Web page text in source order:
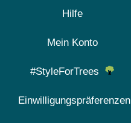
Hilfe
Mein Konto
#StyleForTrees
Einwilligungspräferenzen